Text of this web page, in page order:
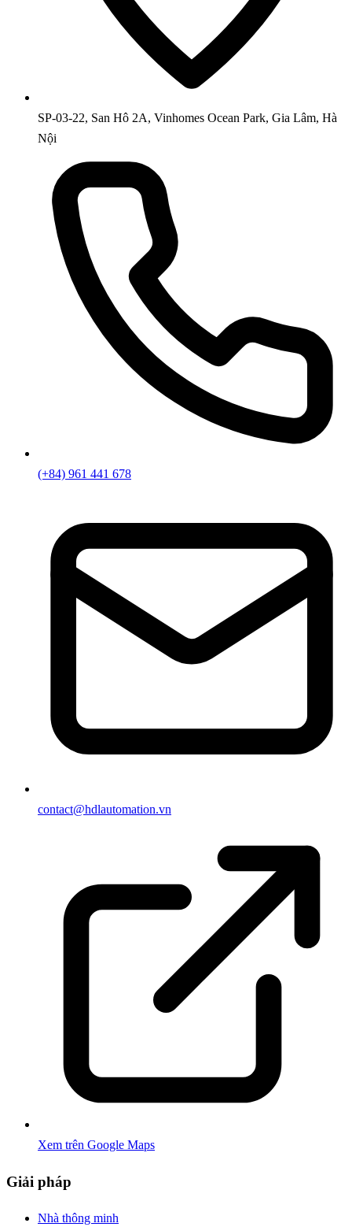
SP-03-22, San Hô 2A, Vinhomes Ocean Park, Gia Lâm, Hà
Nội
(+84) 961 441 678
contact@hdlautomation.vn
Xem trên Google Maps
Giải pháp
Nhà thông minh